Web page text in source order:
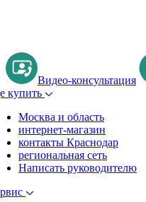
Видео-консультация
купить
Москва и область
интернет-магазин
контакты Краснодар
региональная сеть
Написать руководителю